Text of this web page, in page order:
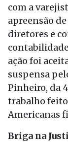
com a
apreensão
diretores e
ação foi
suspensa
Pinheiro, da
trabalho
Americanas
Briga na